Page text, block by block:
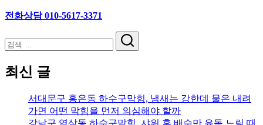
전화상담 010-5617-3371
검
최신 글
서대문구 홍은동 하수구막힘, 냄새는 강한데 물은 내려
가면 어떤 막힘을 먼저 의심해야 할까
강남구 역삼동 하수구막힘, 샤워 후 배수만 유독 느릴 때